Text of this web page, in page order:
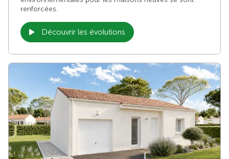
renforcées.
Découvrir les évolutions